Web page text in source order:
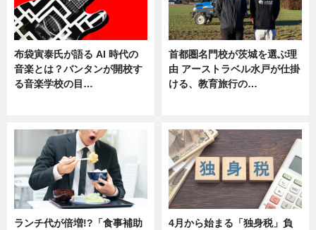
布袋寅泰氏が語る AI 時代の
音楽とは？バンタンが開校す
る音楽学校の目…
首都圏名門校が茨城を選ぶ理
由 アーストラベル水戸が仕掛
ける、教育旅行の…
ランチ代が倍増!?「食事補助
4月から始まる「独身税」負